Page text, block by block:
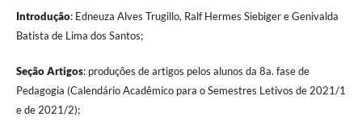
Introdução: Edneuza Alves Trugillo, Ralf Hermes Siebiger e Genivalda
Batista de Lima dos Santos;
Seção Artigos: produções de artigos pelos alunos da 8a. fase de
Pedagogia (Calendário Acadêmico para o Semestres Letivos de 2021/1
e de 2021/2);